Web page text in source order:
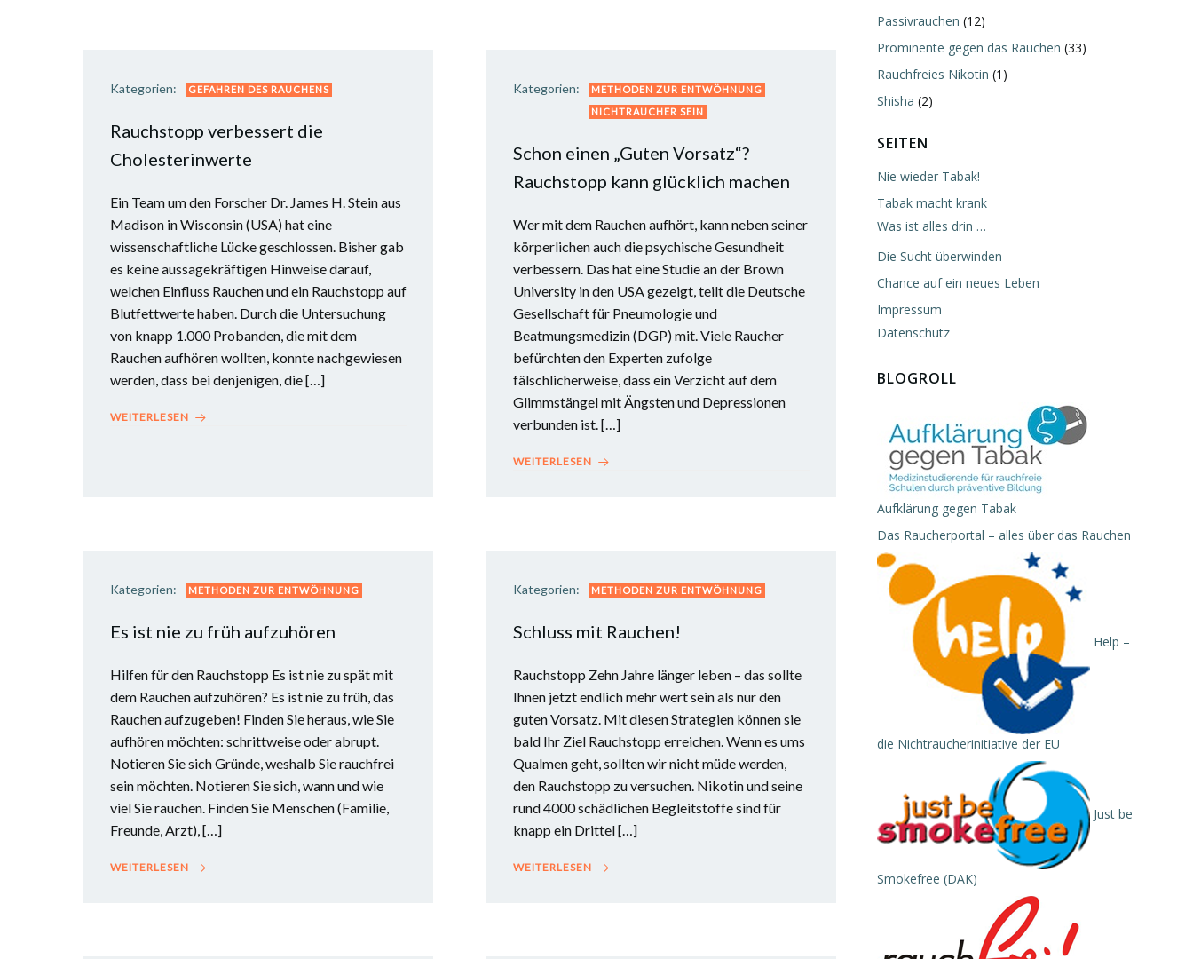
Kategorien: GEFAHREN DES RAUCHENS
Rauchstopp verbessert die
Cholesterinwerte
Ein Team um den Forscher Dr. James H. Stein aus
Madison in Wisconsin (USA) hat eine
wissenschaftliche Lücke geschlossen. Bisher gab
es keine aussagekräftigen Hinweise darauf,
welchen Einfluss Rauchen und ein Rauchstopp auf
Blutfettwerte haben. Durch die Untersuchung
von knapp 1.000 Probanden, die mit dem
Rauchen aufhören wollten, konnte nachgewiesen
werden, dass bei denjenigen, die […]
WEITERLESEN
Kategorien:
METHODEN ZUR ENTWÖHNUNG
NICHTRAUCHER SEIN
Schon einen „Guten Vorsatz“?
Rauchstopp kann glücklich machen
Wer mit dem Rauchen aufhört, kann neben seiner
körperlichen auch die psychische Gesundheit
verbessern. Das hat eine Studie an der Brown
University in den USA gezeigt, teilt die Deutsche
Gesellschaft für Pneumologie und
Beatmungsmedizin (DGP) mit. Viele Raucher
befürchten den Experten zufolge
fälschlicherweise, dass ein Verzicht auf dem
Glimmstängel mit Ängsten und Depressionen
verbunden ist. […]
WEITERLESEN
Kategorien: METHODEN ZUR ENTWÖHNUNG
Es ist nie zu früh aufzuhören
Hilfen für den Rauchstopp Es ist nie zu spät mit
dem Rauchen aufzuhören? Es ist nie zu früh, das
Rauchen aufzugeben! Finden Sie heraus, wie Sie
aufhören möchten: schrittweise oder abrupt.
Notieren Sie sich Gründe, weshalb Sie rauchfrei
sein möchten. Notieren Sie sich, wann und wie
viel Sie rauchen. Finden Sie Menschen (Familie,
Freunde, Arzt), […]
WEITERLESEN
Kategorien: METHODEN ZUR ENTWÖHNUNG
Schluss mit Rauchen!
Rauchstopp Zehn Jahre länger leben – das sollte
Ihnen jetzt endlich mehr wert sein als nur den
guten Vorsatz. Mit diesen Strategien können sie
bald Ihr Ziel Rauchstopp erreichen. Wenn es ums
Qualmen geht, sollten wir nicht müde werden,
den Rauchstopp zu ver­suchen. Nikotin und seine
rund 4000 schädlichen Begleitstoffe sind für
knapp ein Drittel […]
WEITERLESEN
Passivrauchen (12)
Prominente gegen das Rauchen (33)
Rauchfreies Nikotin (1)
Shisha (2)
SEITEN
Nie wieder Tabak!
Tabak macht krank
Was ist alles drin …
Die Sucht überwinden
Chance auf ein neues Leben
Impressum
Datenschutz
BLOGROLL
Aufklärung gegen Tabak
Das Raucherportal – alles über das Rauchen
Help –
die Nichtraucherinitiative der EU
Just be
Smokefree (DAK)